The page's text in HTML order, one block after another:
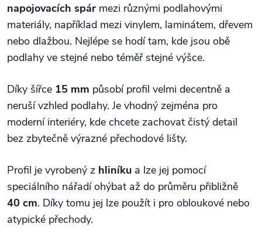
napojovacích spár mezi různými podlahovými
materiály, například mezi vinylem, laminátem, dřevem
nebo dlažbou. Nejlépe se hodí tam, kde jsou obě
podlahy ve stejné nebo téměř stejné výšce.
Díky šířce 15 mm působí profil velmi decentně a
neruší vzhled podlahy. Je vhodný zejména pro
moderní interiéry, kde chcete zachovat čistý detail
bez zbytečně výrazné přechodové lišty.
Profil je vyrobený z hliníku a lze jej pomocí
speciálního nářadí ohýbat až do průměru přibližně
40 cm. Díky tomu jej lze použít i pro obloukové nebo
atypické přechody.